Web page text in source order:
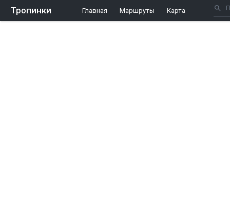
Тропинки Главная Маршруты Карта